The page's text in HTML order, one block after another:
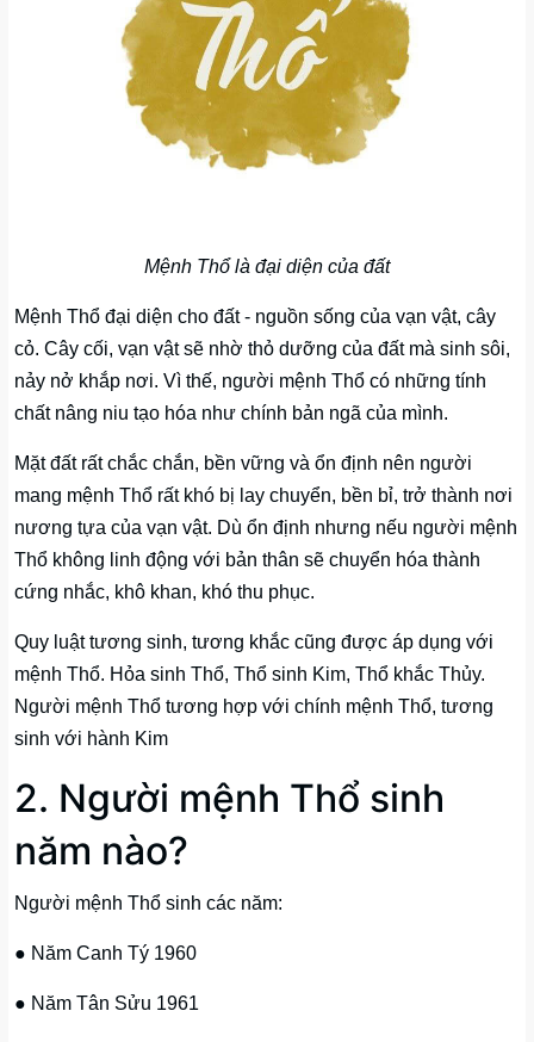
Mệnh Thổ là đại diện của đất
Mệnh Thổ đại diện cho đất - nguồn sống của vạn vật, cây
cỏ. Cây cối, vạn vật sẽ nhờ thỏ dưỡng của đất mà sinh sôi,
nảy nở khắp nơi. Vì thế, người mệnh Thổ có những tính
chất nâng niu tạo hóa như chính bản ngã của mình.
Mặt đất rất chắc chắn, bền vững và ổn định nên người
mang mệnh Thổ rất khó bị lay chuyển, bền bỉ, trở thành nơi
nương tựa của vạn vật. Dù ổn định nhưng nếu người mệnh
Thổ không linh động với bản thân sẽ chuyển hóa thành
cứng nhắc, khô khan, khó thu phục.
Quy luật tương sinh, tương khắc cũng được áp dụng với
mệnh Thổ. Hỏa sinh Thổ, Thổ sinh Kim, Thổ khắc Thủy.
Người mệnh Thổ tương hợp với chính mệnh Thổ, tương
sinh với hành Kim
2. Người mệnh Thổ sinh
năm nào?
Người mệnh Thổ sinh các năm:
● Năm Canh Tý 1960
● Năm Tân Sửu 1961